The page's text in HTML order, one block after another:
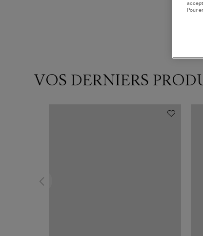
VOS DERNIERS
Pour